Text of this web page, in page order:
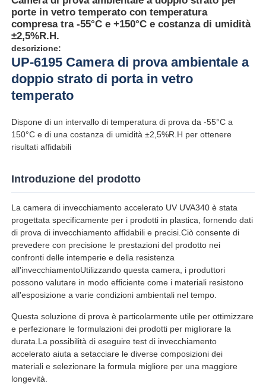
Casa
Prodotti
Chi siamo
Fatory Tour
Controllo di qualità
Contattaci
Richiedere un preventivo
Attrezzatura di prova di laboratorio
porte in vetro temperato con temperatura
compresa tra -55°C e +150°C e costanza di umidità
±2,5%R.H.
descrizione:
UP-6195 Camera di prova ambientale a
doppio strato di porta in vetro
temperato
Dispone di un intervallo di temperatura di prova da -55°C a
150°C e di una costanza di umidità ±2,5%R.H per ottenere
risultati affidabili
Introduzione del prodotto
La camera di invecchiamento accelerato UV UVA340 è stata
progettata specificamente per i prodotti in plastica, fornendo dati
di prova di invecchiamento affidabili e precisi.Ciò consente di
prevedere con precisione le prestazioni del prodotto nei
confronti delle intemperie e della resistenza
all'invecchiamentoUtilizzando questa camera, i produttori
possono valutare in modo efficiente come i materiali resistono
all'esposizione a varie condizioni ambientali nel tempo.
Questa soluzione di prova è particolarmente utile per ottimizzare
e perfezionare le formulazioni dei prodotti per migliorare la
durata.La possibilità di eseguire test di invecchiamento
accelerato aiuta a setacciare le diverse composizioni dei
materiali e selezionare la formula migliore per una maggiore
longevità.